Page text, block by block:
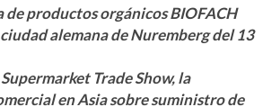
productos orgánicos BIOFACH
alemana de Nuremberg del 13
Trade Show, la
en Asia sobre suministro de